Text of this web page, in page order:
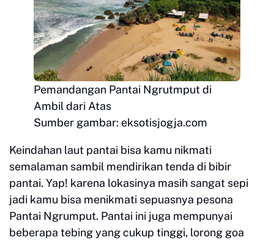
Pemandangan Pantai Ngrutmput di
Ambil dari Atas
Sumber gambar: eksotisjogja.com
Keindahan laut pantai bisa kamu nikmati
semalaman sambil mendirikan tenda di bibir
pantai. Yap! karena lokasinya masih sangat sepi
jadi kamu bisa menikmati sepuasnya pesona
Pantai Ngrumput. Pantai ini juga mempunyai
beberapa tebing yang cukup tinggi, lorong goa